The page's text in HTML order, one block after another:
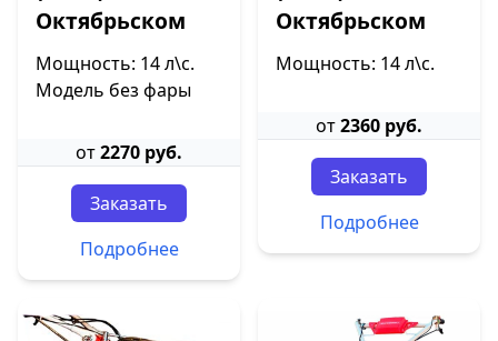
Октябрьском
Мощность: 14 л\с.
Модель без фары
от2270 руб.
Заказать
Подробнее
Октябрьском
Мощность: 14 л\с.
от2360 руб.
Заказать
Подробнее